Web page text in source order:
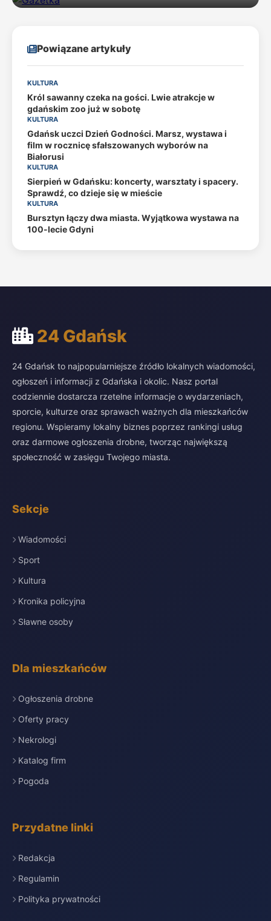
Powiązane artykuły
KULTURA
Król sawanny czeka na gości. Lwie atrakcje w
gdańskim zoo już w sobotę
KULTURA
Gdańsk uczci Dzień Godności. Marsz, wystawa i
film w rocznicę sfałszowanych wyborów na
Białorusi
KULTURA
Sierpień w Gdańsku: koncerty, warsztaty i spacery.
Sprawdź, co dzieje się w mieście
KULTURA
Bursztyn łączy dwa miasta. Wyjątkowa wystawa na
100-lecie Gdyni
24 Gdańsk
24 Gdańsk to najpopularniejsze źródło lokalnych wiadomości,
ogłoszeń i informacji z Gdańska i okolic. Nasz portal
codziennie dostarcza rzetelne informacje o wydarzeniach,
sporcie, kulturze oraz sprawach ważnych dla mieszkańców
regionu. Wspieramy lokalny biznes poprzez rankingi usług
oraz darmowe ogłoszenia drobne, tworząc największą
społeczność w zasięgu Twojego miasta.
Sekcje
Wiadomości
Sport
Kultura
Kronika policyjna
Sławne osoby
Dla mieszkańców
Ogłoszenia drobne
Oferty pracy
Nekrologi
Katalog firm
Pogoda
Przydatne linki
Redakcja
Regulamin
Polityka prywatności